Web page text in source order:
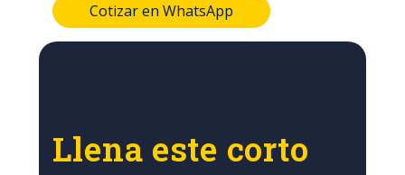
Cotizar en WhatsApp
Llena este corto